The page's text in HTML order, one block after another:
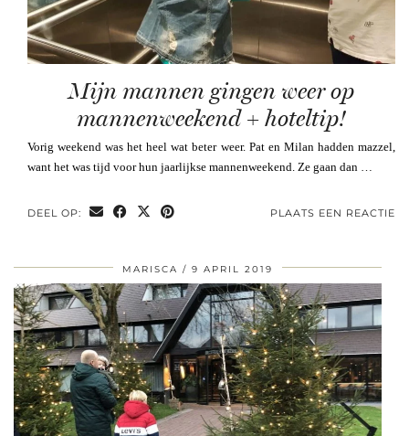
Mijn mannen gingen weer op
mannenweekend + hoteltip!
Vorig weekend was het heel wat beter weer. Pat en Milan hadden mazzel,
want het was tijd voor hun jaarlijkse mannenweekend. Ze gaan dan …
DEEL OP: PLAATS EEN REACTIE
MARISCA 9 APRIL 2019